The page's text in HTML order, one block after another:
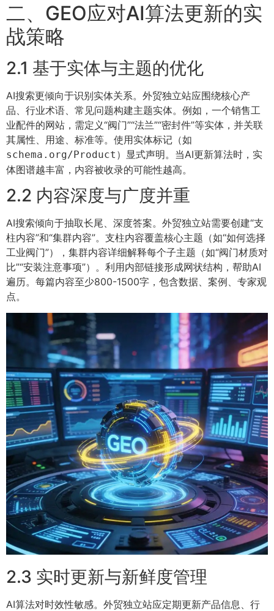
二、GEO应对AI算法更新的实
战策略
2.1 基于实体与主题的优化
AI搜索更倾向于识别实体关系。外贸独立站应围绕核心产
品、行业术语、常见问题构建主题实体。例如，一个销售工
业配件的网站，需定义“阀门”“法兰”“密封件”等实体，并关联
其属性、用途、标准等。使用实体标记（如
schema.org/Product ）显式声明。当AI更新算法时，实
体图谱越丰富，内容被收录的可能性越高。
2.2 内容深度与广度并重
AI搜索倾向于抽取长尾、深度答案。外贸独立站需要创建“支
柱内容”和“集群内容”。支柱内容覆盖核心主题（如“如何选择
工业阀门”），集群内容详细解释每个子主题（如“阀门材质对
比”“安装注意事项”）。利用内部链接形成网状结构，帮助AI
遍历。每篇内容至少800-1500字，包含数据、案例、专家观
点。
2.3 实时更新与新鲜度管理
AI算法对时效性敏感。外贸独立站应定期更新产品信息、行